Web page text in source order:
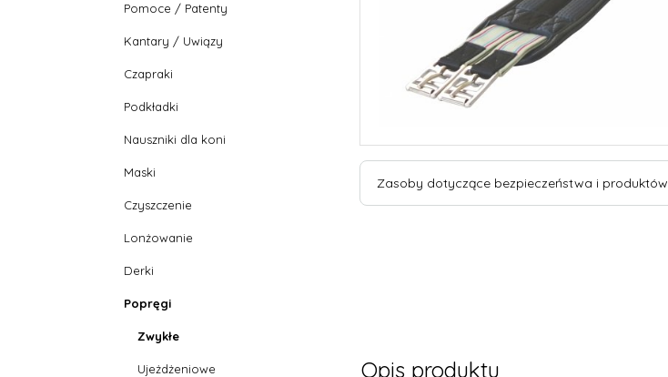
Pomoce / Patenty
Kantary / Uwiązy
Czapraki
Podkładki
Nauszniki dla koni
Maski
Czyszczenie
Lonżowanie
Derki
Popręgi
Zwykłe
Ujeżdżeniowe
Zasoby dotyczące bezpieczeństwa i produktów
Opis produktu